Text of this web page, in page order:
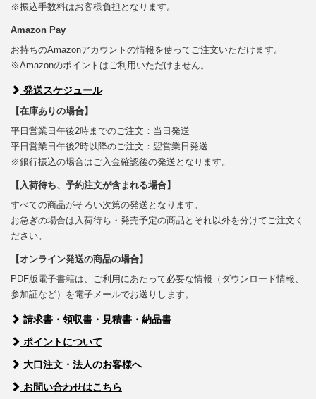
※振込手数料はお客様負担となります。
Amazon Pay
お持ちのAmazonアカウントの情報を使ってご注文いただけます。
※Amazonのポイントはご利用いただけません。
発送スケジュール
【在庫ありの場合】
平日営業日午後2時までのご注文：当日発送
平日営業日午後2時以降のご注文：翌営業日発送
※銀行振込の場合はご入金確認後の発送となります。
【入荷待ち、予約注文が含まれる場合】
すべての商品がそろい次第の発送となります。
お急ぎの場合は入荷待ち・発売予定の商品とそれ以外を分けてご注文く
ださい。
【オンライン発送の商品の場合】
PDF版電子書籍は、ご利用にあたって必要な情報（ダウンロード情報、
参加証など）を電子メールでお送りします。
請求書・領収書・見積書・納品書
ポイントについて
大口注文・法人のお客様へ
お問い合わせはこちら